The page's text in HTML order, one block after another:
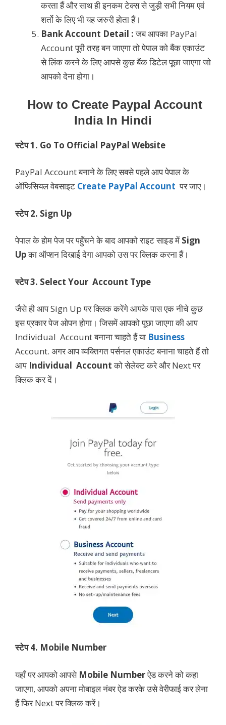
करता हैं और साथ ही इनकम टेक्स से जुड़ी सभी नियम एवं
शर्तो के लिए भी यह जरुरी होता हैं।
Bank Account Detail :जब आपका PayPal
Account पूरी तरह बन जाएगा तो पेपाल को बैंक एकाउंट
से लिंक करने के लिए आपसे कुछ बैंक डिटेल पूछा जाएगा जो
आपको देना होगा।
How to Create Paypal Account
India In Hindi
स्टेप 1. Go To Official PayPal Website
PayPal Account बनाने के लिए सबसे पहले आप पेपाल के
ऑफिसियल वेबसाइट Create PayPal Account पर जाए।
स्टेप 2. Sign Up
पेपाल के होम पेज पर पहुँचने के बाद आपको राइट साइड में Sign
Upका ऑप्शन दिखाई देगा आपको उस पर क्लिक करना हैं।
स्टेप 3. Select Your Account Type
जैसे ही आप Sign Up पर क्लिक करेंगे आपके पास एक नीचे कुछ
इस प्रकार पेज ओपन होगा। जिसमें आपको पूछा जाएगा की आप
Individual Account बनाना चाहते हैं या Business
Account. अगर आप व्यक्तिगत पर्सनल एकाउंट बनाना चाहते हैं तो
आप Individual Accountको सेलेक्ट करे और Next पर
क्लिक कर दें।
स्टेप 4. Mobile Number
यहाँ पर आपको आपसे Mobile Numberऐड करने को कहा
जाएगा, आपको अपना मोबाइल नंबर ऐड करके उसे वेरीफाई कर लेना
हैं फिर Next पर क्लिक करें।